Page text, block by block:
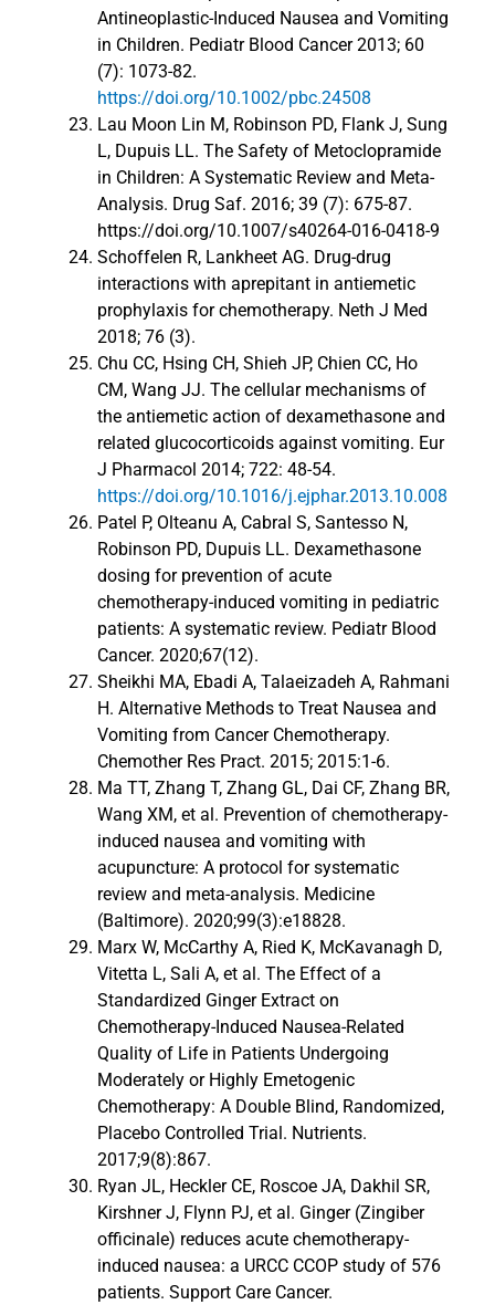
Antineoplastic-Induced Nausea and Vomiting
in Children. Pediatr Blood Cancer 2013; 60
(7): 1073-82.
https://doi.org/10.1002/pbc.24508
Lau Moon Lin M, Robinson PD, Flank J, Sung
L, Dupuis LL. The Safety of Metoclopramide
in Children: A Systematic Review and Meta-
Analysis. Drug Saf. 2016; 39 (7): 675-87.
https://doi.org/10.1007/s40264-016-0418-9
Schoffelen R, Lankheet AG. Drug-drug
interactions with aprepitant in antiemetic
prophylaxis for chemotherapy. Neth J Med
2018; 76 (3).
Chu CC, Hsing CH, Shieh JP, Chien CC, Ho
CM, Wang JJ. The cellular mechanisms of
the antiemetic action of dexamethasone and
related glucocorticoids against vomiting. Eur
J Pharmacol 2014; 722: 48-54.
https://doi.org/10.1016/j.ejphar.2013.10.008
Patel P, Olteanu A, Cabral S, Santesso N,
Robinson PD, Dupuis LL. Dexamethasone
dosing for prevention of acute
chemotherapy-induced vomiting in pediatric
patients: A systematic review. Pediatr Blood
Cancer. 2020;67(12).
Sheikhi MA, Ebadi A, Talaeizadeh A, Rahmani
H. Alternative Methods to Treat Nausea and
Vomiting from Cancer Chemotherapy.
Chemother Res Pract. 2015; 2015:1-6.
Ma TT, Zhang T, Zhang GL, Dai CF, Zhang BR,
Wang XM, et al. Prevention of chemotherapy-
induced nausea and vomiting with
acupuncture: A protocol for systematic
review and meta-analysis. Medicine
(Baltimore). 2020;99(3):e18828.
Marx W, McCarthy A, Ried K, McKavanagh D,
Vitetta L, Sali A, et al. The Effect of a
Standardized Ginger Extract on
Chemotherapy-Induced Nausea-Related
Quality of Life in Patients Undergoing
Moderately or Highly Emetogenic
Chemotherapy: A Double Blind, Randomized,
Placebo Controlled Trial. Nutrients.
2017;9(8):867.
Ryan JL, Heckler CE, Roscoe JA, Dakhil SR,
Kirshner J, Flynn PJ, et al. Ginger (Zingiber
officinale) reduces acute chemotherapy-
induced nausea: a URCC CCOP study of 576
patients. Support Care Cancer.